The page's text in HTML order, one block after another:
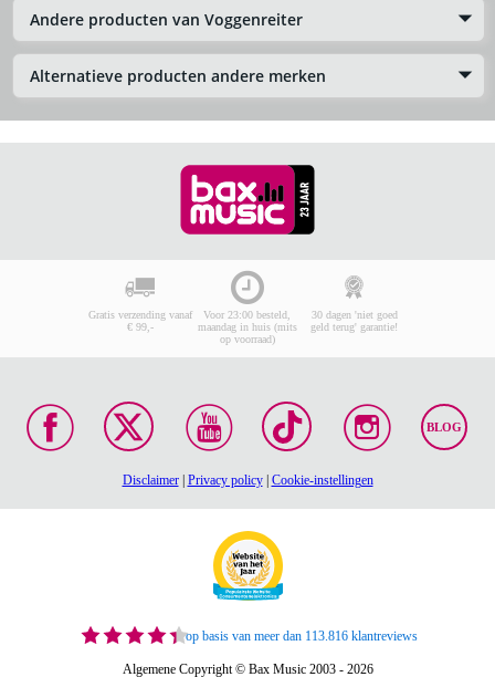
Andere producten van Voggenreiter
Alternatieve producten andere merken
Gratis verzending vanaf
€ 99,-
Voor 23:00 besteld,
maandag in huis (mits
op voorraad)
30 dagen 'niet goed
geld terug' garantie!
BLOG
Disclaimer| Privacy policy| Cookie-instellingen
op basis van meer dan 113.816 klantreviews
Algemene Copyright © Bax Music 2003 - 2026